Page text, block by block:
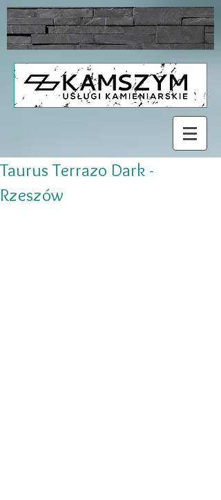
Taurus Terrazo Dark -
Rzeszów